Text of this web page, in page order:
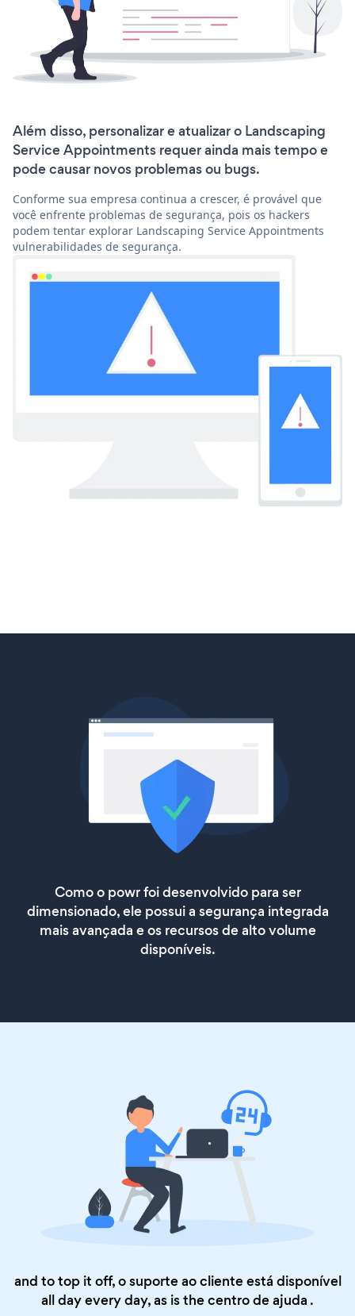
Além disso, personalizar e atualizar o Landscaping
Service Appointments requer ainda mais tempo e
pode causar novos problemas ou bugs.
Conforme sua empresa continua a crescer, é provável que
você enfrente problemas de segurança, pois os hackers
podem tentar explorar Landscaping Service Appointments
vulnerabilidades de segurança.
Como o powr foi desenvolvido para ser
dimensionado, ele possui a segurança integrada
mais avançada e os recursos de alto volume
disponíveis.
and to top it off, o suporte ao cliente está disponível
all day every day, as is thecentro de ajuda .